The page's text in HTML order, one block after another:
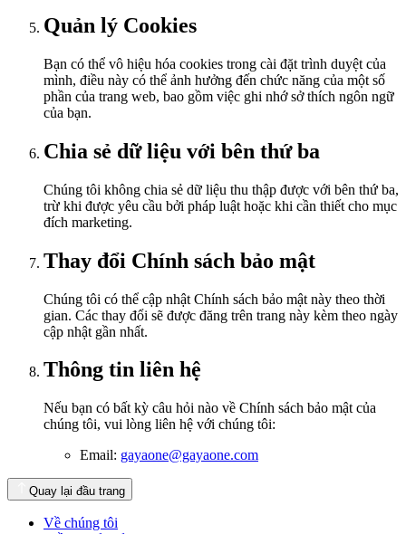
Quản lý Cookies
Bạn có thể vô hiệu hóa cookies trong cài đặt trình duyệt của
mình, điều này có thể ảnh hưởng đến chức năng của một số
phần của trang web, bao gồm việc ghi nhớ sở thích ngôn ngữ
của bạn.
Chia sẻ dữ liệu với bên thứ ba
Chúng tôi không chia sẻ dữ liệu thu thập được với bên thứ ba,
trừ khi được yêu cầu bởi pháp luật hoặc khi cần thiết cho mục
đích marketing.
Thay đổi Chính sách bảo mật
Chúng tôi có thể cập nhật Chính sách bảo mật này theo thời
gian. Các thay đổi sẽ được đăng trên trang này kèm theo ngày
cập nhật gần nhất.
Thông tin liên hệ
Nếu bạn có bất kỳ câu hỏi nào về Chính sách bảo mật của
chúng tôi, vui lòng liên hệ với chúng tôi:
Email: gayaone@gayaone.com
Quay lại đầu trang
Về chúng tôi